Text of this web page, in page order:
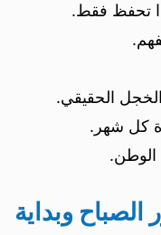
تحفظ فقط.
الحقيقي.
كل شهر.
الوطن.
وبداية